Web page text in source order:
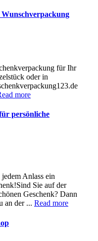
für Ihr
oder in
more
persönliche
Anlass ein
Sie auf der
Geschenk? Dann
an der ... Read more